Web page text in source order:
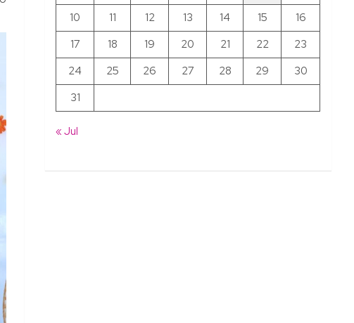
10
11 12 13 14 15
16
17
18 19 20 21 22
23
24
25 26 27 28 29
30
31
« Jul